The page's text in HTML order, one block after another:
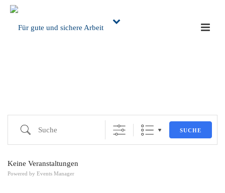
Suche SUCHE
Keine Veranstaltungen
Powered by Events Manager